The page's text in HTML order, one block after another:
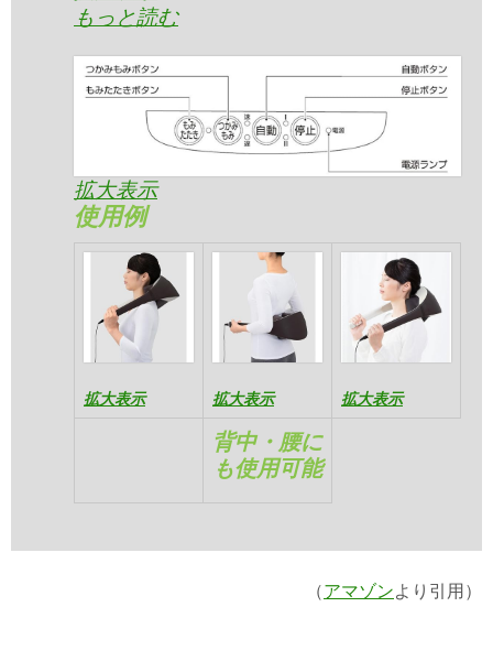
もっと読む
拡大表示
使用例
拡大表示 拡大表示 拡大表示
背中・腰に
も使用可能
（アマゾンより引用）